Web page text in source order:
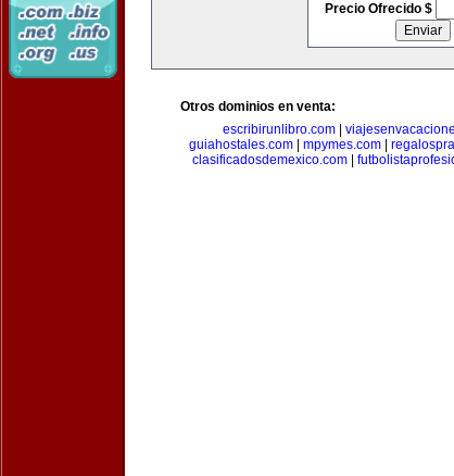
Precio Ofrecido $
Otros dominios en venta:
escribirunlibro.com
guiahostales.com| mpymes.com|
clasificadosdemexico.com|